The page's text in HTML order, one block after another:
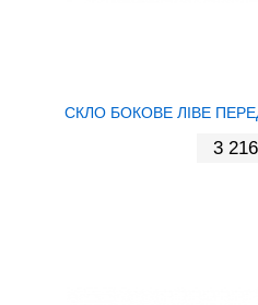
СКЛО БОКОВЕ ЛІВЕ
3 216